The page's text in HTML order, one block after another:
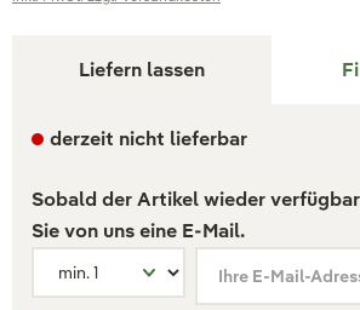
Liefern lassen
derzeit nicht lieferbar
Sobald der Artikel wieder
Sie von uns eine E-Mail.
Ihre E-Mail-